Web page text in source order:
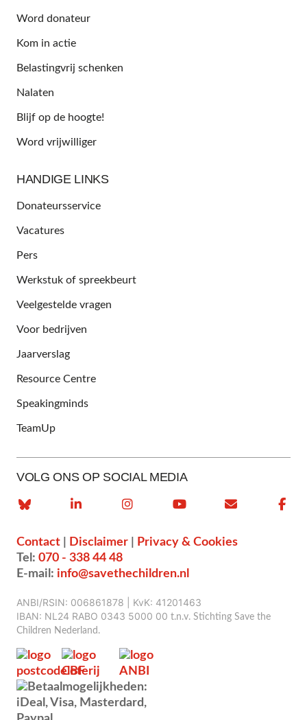
Word donateur
Kom in actie
Belastingvrij schenken
Nalaten
Blijf op de hoogte!
Word vrijwilliger
HANDIGE LINKS
Donateursservice
Vacatures
Pers
Werkstuk of spreekbeurt
Veelgestelde vragen
Voor bedrijven
Jaarverslag
Resource Centre
Speakingminds
TeamUp
VOLG ONS OP SOCIAL MEDIA
Contact Disclaimer
Privacy & Cookies
Tel: 070 - 338 44 48
E-mail: info@savethechildren.nl
ANBI/RSIN: 006861878 | KvK: 41201463
IBAN: NL24 RABO 0343 5000 00 t.n.v. Stichting Save the
Children Nederland.